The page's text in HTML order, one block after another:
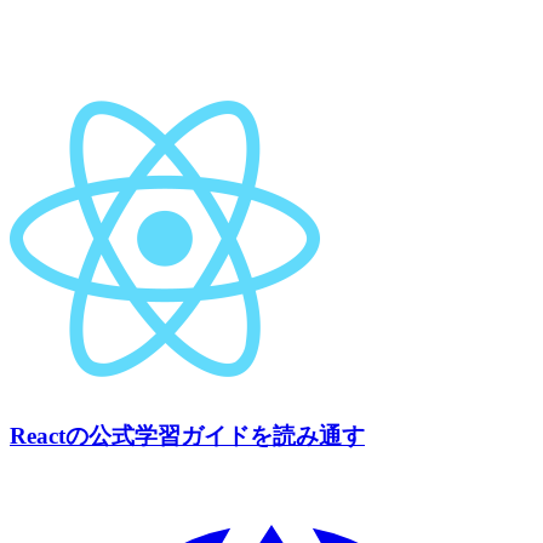
Reactの公式学習ガイドを読み通す